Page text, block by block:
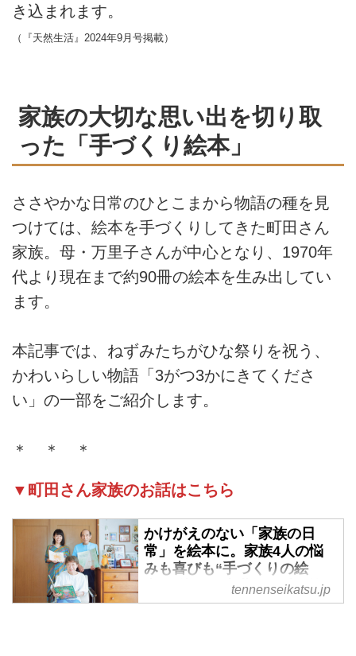
き込まれます。
（『天然生活』2024年9月号掲載）
家族の大切な思い出を切り取
った「手づくり絵本」
ささやかな日常のひとこまから物語の種を見
つけては、絵本を手づくりしてきた町田さん
家族。母・万里子さんが中心となり、1970年
代より現在まで約90冊の絵本を生み出してい
ます。
本記事では、ねずみたちがひな祭りを祝う、
かわいらしい物語「3がつ3かにきてくださ
い」の一部をご紹介します。
＊ ＊ ＊
▼町田さん家族のお話はこちら
かけがえのない「家族の日
常」を絵本に。家族4人の悩
みも喜びも“手づくりの絵
本”に込めて半世紀。愛で紡ぐ
小さな幸せの物語／まちだフ
tennenseikatsu.jp